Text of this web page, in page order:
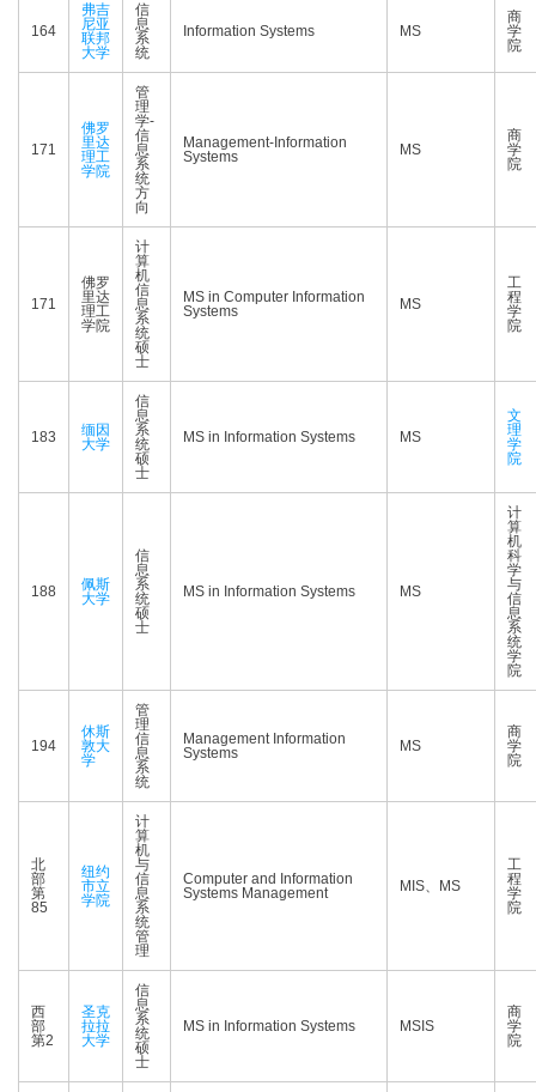
164
弗吉
尼亚
联邦
大学
信
息
系
统
Information Systems MS
商
学
院
171
佛罗
里达
理工
学院
管
理
学-
信
息
系
统
方
向
Management-Information
Systems
MS
商
学
院
171
佛罗
里达
理工
学院
计
算
机
信
息
系
统
硕
士
MS in Computer Information
Systems
MS
工
程
学
院
183
缅因
大学
信
息
系
统
硕
士
MS in Information Systems MS
文
理
学
院
188
佩斯
大学
信
息
系
统
硕
士
MS in Information Systems MS
计
算
机
科
学
与
信
息
系
统
学
院
194
休斯
敦大
学
管
理
信
息
系
统
Management Information
Systems
MS
商
学
院
北
部
第
85
纽约
市立
学院
计
算
机
与
信
息
系
统
管
理
Computer and Information
Systems Management
MIS、MS
工
程
学
院
西
部
第2
圣克
拉拉
大学
信
息
系
统
硕
士
MS in Information Systems MSIS
商
学
院